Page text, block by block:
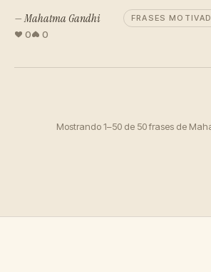
— Mahatma Gandhi FRASES
0 0
Mostrando 1–50 de 50 frases de